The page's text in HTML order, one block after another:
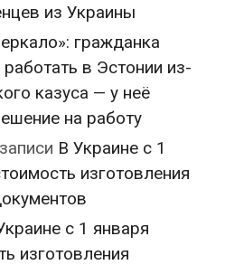
из Украины
гражданка
в Эстонии из-
казуса — у неё
на работу
В Украине с 1
изготовления
с 1 января
изготовления